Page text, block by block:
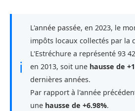
ℹ
L'année passée, en 2023, le
impôts locaux collectés par la
L'Estréchure a représenté 93
en 2013, soit une hausse de
dernières années.
Par rapport à l'année
une hausse de +6.98%.